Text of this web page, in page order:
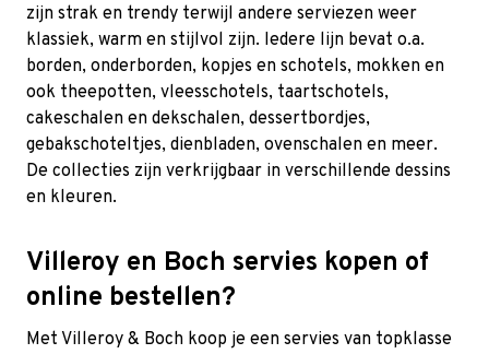
zijn strak en trendy terwijl andere serviezen weer
klassiek, warm en stijlvol zijn. Iedere lijn bevat o.a.
borden, onderborden, kopjes en schotels, mokken en
ook theepotten, vleesschotels, taartschotels,
cakeschalen en dekschalen, dessertbordjes,
gebakschoteltjes, dienbladen, ovenschalen en meer.
De collecties zijn verkrijgbaar in verschillende dessins
en kleuren.
Villeroy en Boch servies kopen of
online bestellen?
Met Villeroy & Boch koop je een servies van topklasse